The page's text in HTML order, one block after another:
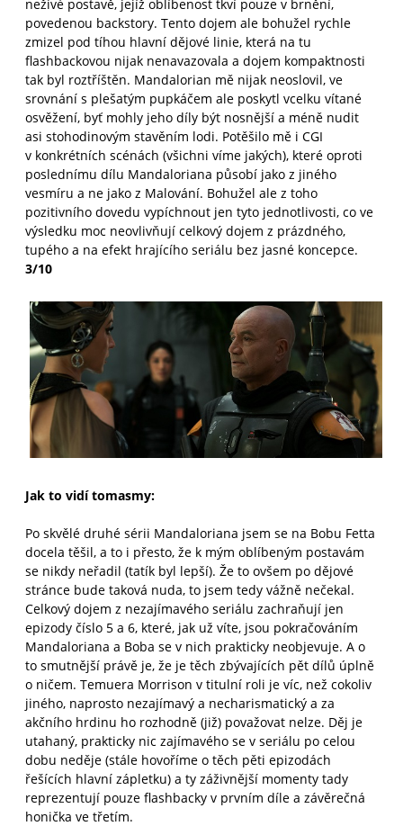
neživé postavě, jejíž oblíbenost tkví pouze v brnění,
povedenou backstory. Tento dojem ale bohužel rychle
zmizel pod tíhou hlavní dějové linie, která na tu
flashbackovou nijak nenavazovala a dojem kompaktnosti
tak byl roztříštěn. Mandalorian mě nijak neoslovil, ve
srovnání s plešatým pupkáčem ale poskytl vcelku vítané
osvěžení, byť mohly jeho díly být nosnější a méně nudit
asi stohodinovým stavěním lodi. Potěšilo mě i CGI
v konkrétních scénách (všichni víme jakých), které oproti
poslednímu dílu Mandaloriana působí jako z jiného
vesmíru a ne jako z Malování. Bohužel ale z toho
pozitivního dovedu vypíchnout jen tyto jednotlivosti, co ve
výsledku moc neovlivňují celkový dojem z prázdného,
tupého a na efekt hrajícího seriálu bez jasné koncepce.
3/10
Jak to vidí tomasmy:
Po skvělé druhé sérii Mandaloriana jsem se na Bobu Fetta
docela těšil, a to i přesto, že k mým oblíbeným postavám
se nikdy neřadil (tatík byl lepší). Že to ovšem po dějové
stránce bude taková nuda, to jsem tedy vážně nečekal.
Celkový dojem z nezajímavého seriálu zachraňují jen
epizody číslo 5 a 6, které, jak už víte, jsou pokračováním
Mandaloriana a Boba se v nich prakticky neobjevuje. A o
to smutnější právě je, že je těch zbývajících pět dílů úplně
o ničem. Temuera Morrison v titulní roli je víc, než cokoliv
jiného, naprosto nezajímavý a necharismatický a za
akčního hrdinu ho rozhodně (již) považovat nelze. Děj je
utahaný, prakticky nic zajímavého se v seriálu po celou
dobu neděje (stále hovoříme o těch pěti epizodách
řešících hlavní zápletku) a ty záživnější momenty tady
reprezentují pouze flashbacky v prvním díle a závěrečná
honička ve třetím.